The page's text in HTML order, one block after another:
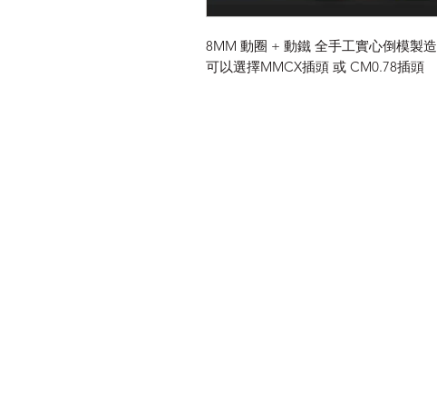
8MM 動圈 + 動鐵 全手工實心倒模製造
可以選擇MMCX插頭 或 CM0.78插頭